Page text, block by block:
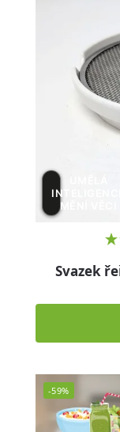
INTELIGENCE
MĚNÍ VĚCI
Svazek
-59%